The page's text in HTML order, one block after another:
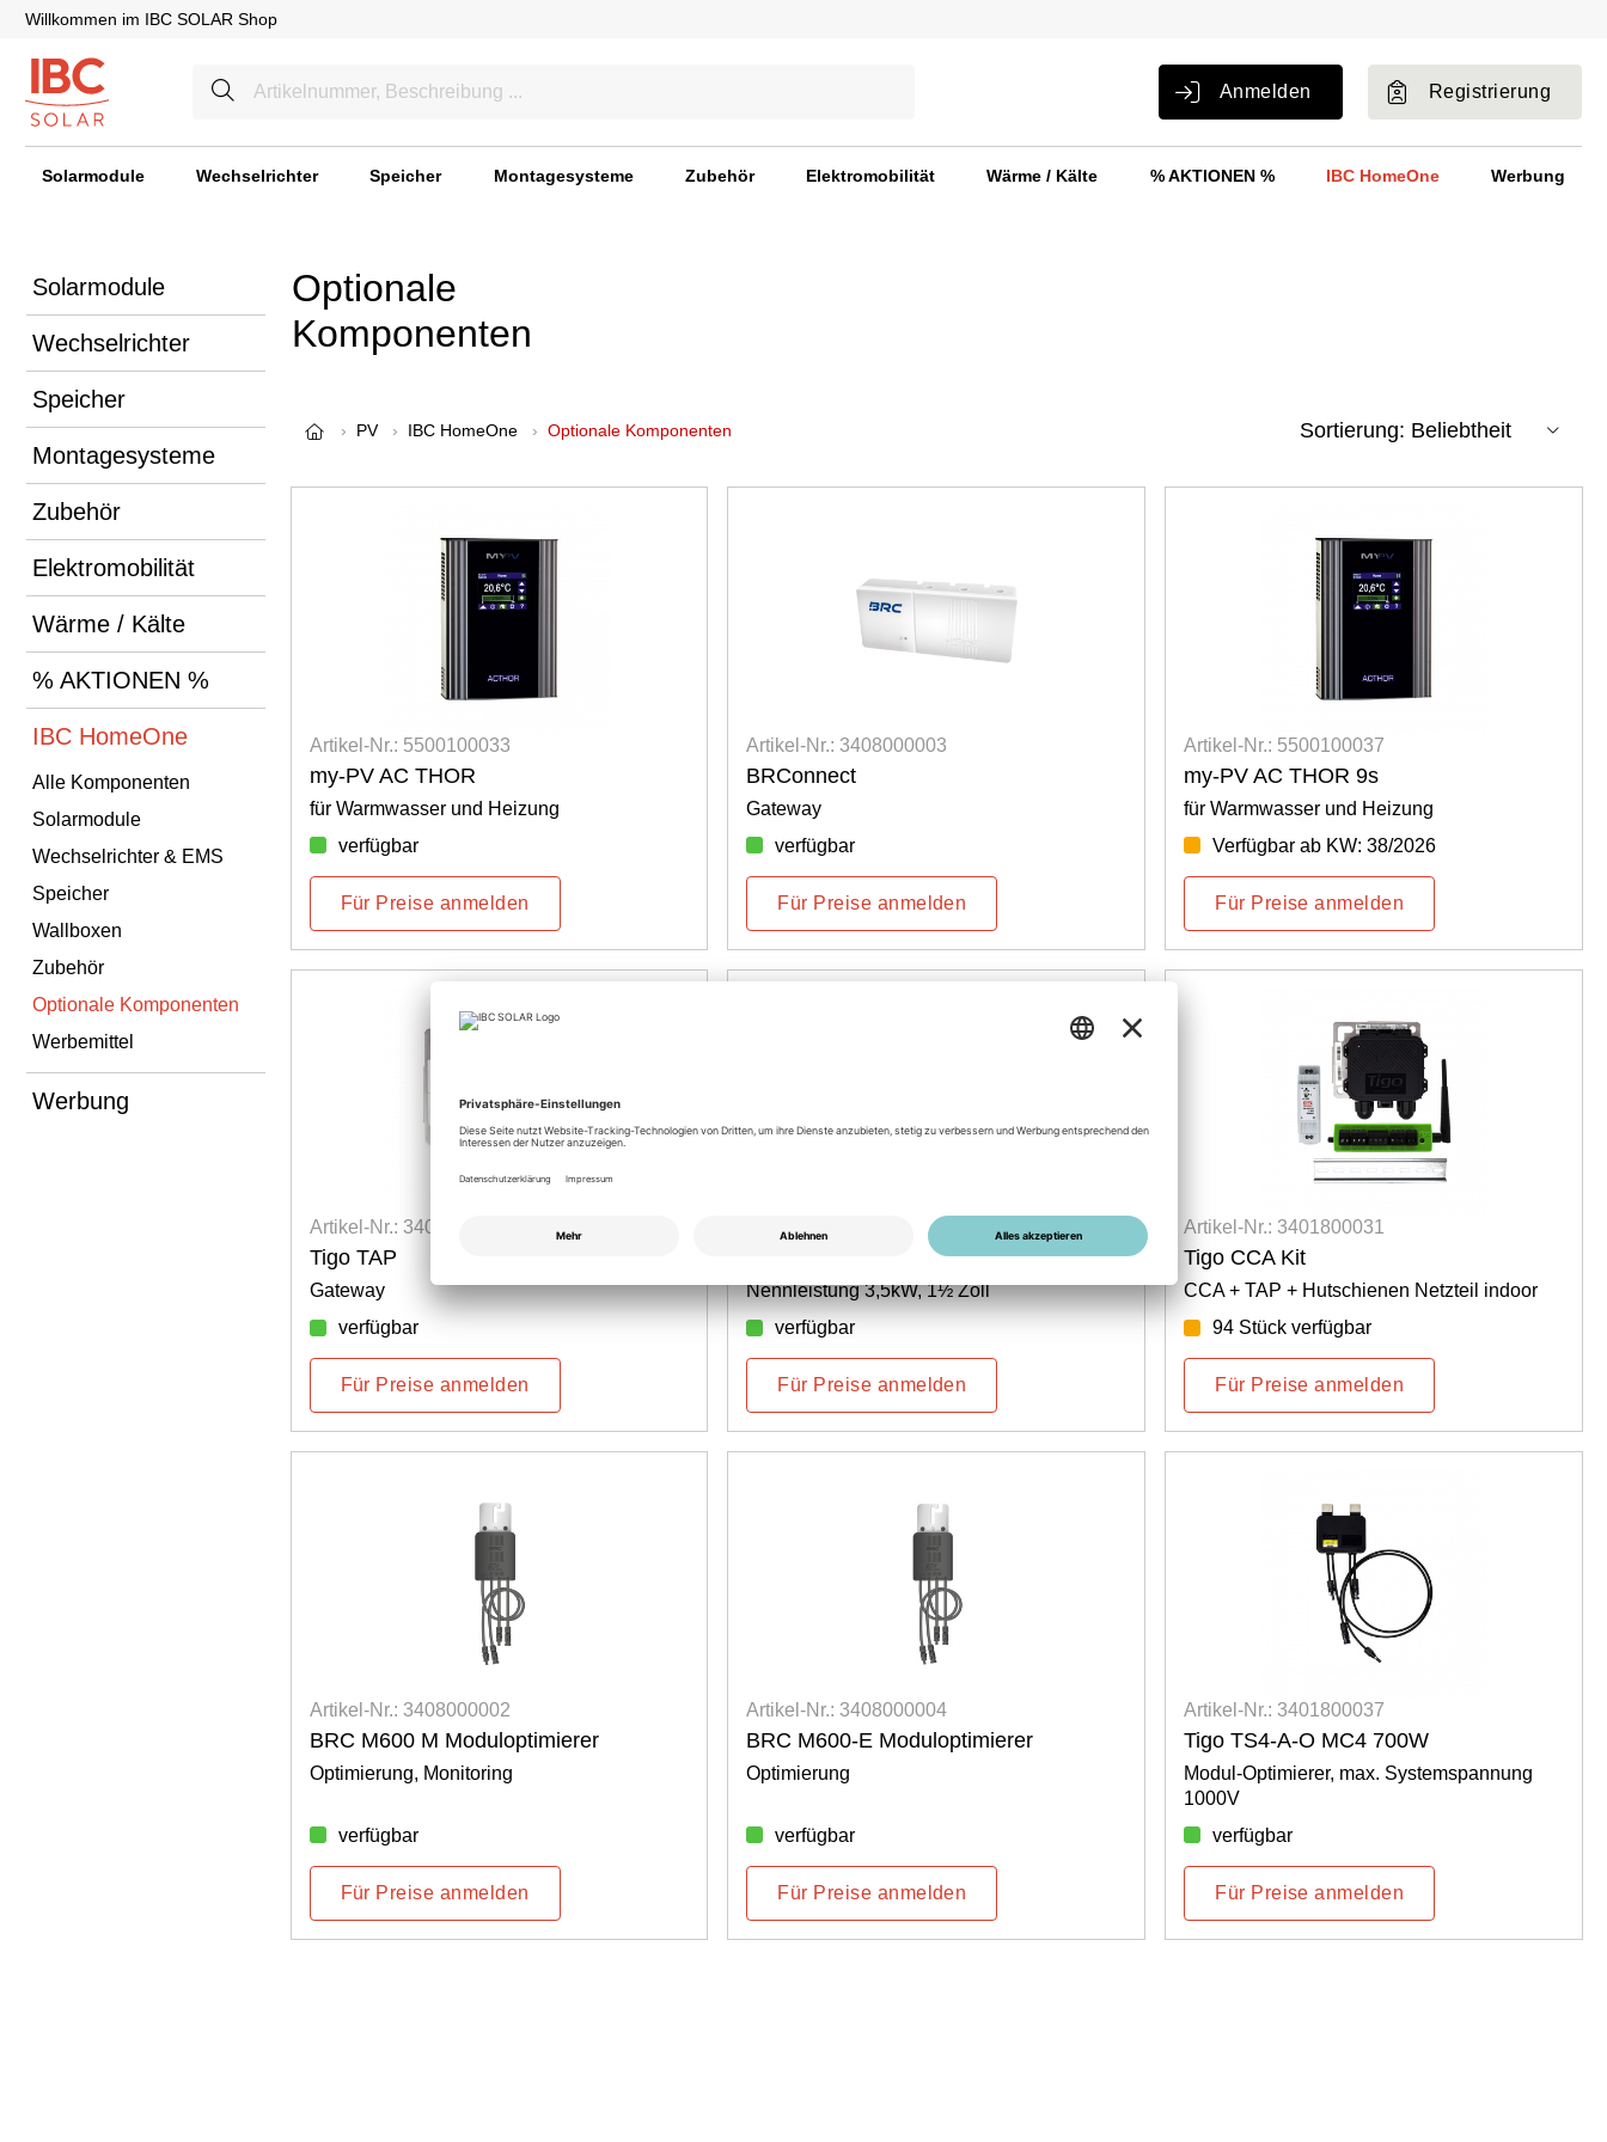
Willkommen im IBC SOLAR Shop
Anmelden Registrierung
Solarmodule Wechselrichter Speicher Montagesysteme Zubehör Elektromobilität Wärme / Kälte % AKTIONEN % IBC HomeOne Werbung
Solarmodule
Wechselrichter
Speicher
Montagesysteme
Zubehör
Elektromobilität
Wärme / Kälte
% AKTIONEN %
IBC HomeOne
Alle Komponenten
Solarmodule
Wechselrichter & EMS
Speicher
Wallboxen
Zubehör
Optionale Komponenten
Werbemittel
Werbung
Optionale
Komponenten
PV IBC HomeOne Optionale Komponenten
Artikel-Nr.: 5500100033
my-PV AC THOR
für Warmwasser und Heizung
verfügbar
Für Preise anmelden
Artikel-Nr.: 3408000003
BRConnect
Gateway
verfügbar
Für Preise anmelden
Artikel-Nr.: 5500100037
my-PV AC THOR 9s
für Warmwasser und Heizung
Verfügbar ab KW: 38/2026
Für Preise anmelden
Artikel-Nr.: 3401800030
Tigo TAP
Gateway
verfügbar
Für Preise anmelden
Artikel-Nr.: 5500100052
Nennleistung 3,5kW, 1½ Zoll
verfügbar
Für Preise anmelden
Artikel-Nr.: 3401800031
Tigo CCA Kit
CCA + TAP + Hutschienen Netzteil indoor
94 Stück verfügbar
Für Preise anmelden
Artikel-Nr.: 3408000002
BRC M600 M Moduloptimierer
Optimierung, Monitoring
verfügbar
Für Preise anmelden
Artikel-Nr.: 3408000004
BRC M600-E Moduloptimierer
Optimierung
verfügbar
Für Preise anmelden
Artikel-Nr.: 3401800037
Tigo TS4-A-O MC4 700W
Modul-Optimierer, max. Systemspannung
1000V
verfügbar
Für Preise anmelden